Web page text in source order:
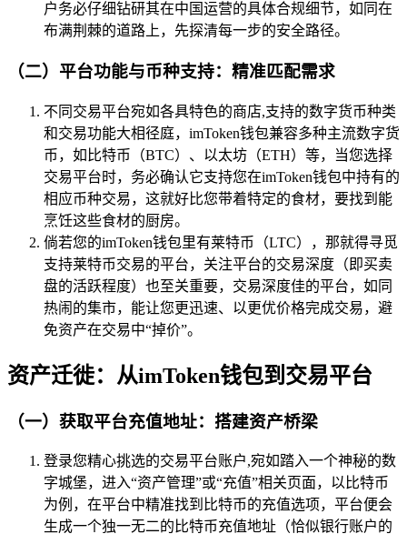
户务必仔细钻研其在中国运营的具体合规细节，如同在
布满荆棘的道路上，先探清每一步的安全路径。
（二）平台功能与币种支持：精准匹配需求
不同交易平台宛如各具特色的商店,支持的数字货币种类
和交易功能大相径庭，imToken钱包兼容多种主流数字货
币，如比特币（BTC）、以太坊（ETH）等，当您选择
交易平台时，务必确认它支持您在imToken钱包中持有的
相应币种交易，这就好比您带着特定的食材，要找到能
烹饪这些食材的厨房。
倘若您的imToken钱包里有莱特币（LTC），那就得寻觅
支持莱特币交易的平台，关注平台的交易深度（即买卖
盘的活跃程度）也至关重要，交易深度佳的平台，如同
热闹的集市，能让您更迅速、以更优价格完成交易，避
免资产在交易中“掉价”。
资产迁徙：从imToken钱包到交易平台
（一）获取平台充值地址：搭建资产桥梁
登录您精心挑选的交易平台账户,宛如踏入一个神秘的数
字城堡，进入“资产管理”或“充值”相关页面，以比特币
为例，在平台中精准找到比特币的充值选项，平台便会
生成一个独一无二的比特币充值地址（恰似银行账户的